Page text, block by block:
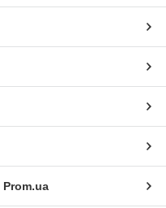
Prom.ua